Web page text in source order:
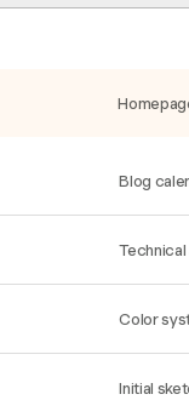
Blog
Color
Initial